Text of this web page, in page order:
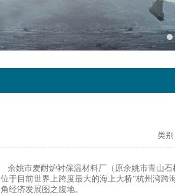
类
余姚市麦耐炉衬保温材料厂（原余姚市青山石
位于目前世界上跨度最大的海上大桥“杭州湾跨
角经济发展图之腹地。